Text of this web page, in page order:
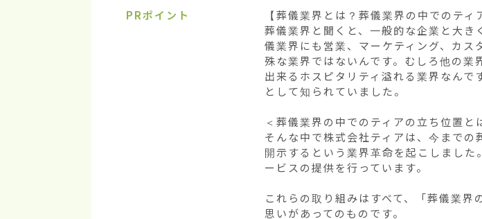
PRポイント
【葬儀業界とは？葬儀業界の中でのティ
葬儀業界と聞くと、一般的な企業と大
儀業界にも営業、マーケティング、カ
殊な業界ではないんです。むしろ他の
出来るホスピタリティ溢れる業界なん
として知られていました。
＜葬儀業界の中でのティアの立ち位置と
そんな中で株式会社ティアは、今まで
開示するという業界革命を起こしまし
ービスの提供を行っています。
これらの取り組みはすべて、「葬儀業
思いがあってのものです。